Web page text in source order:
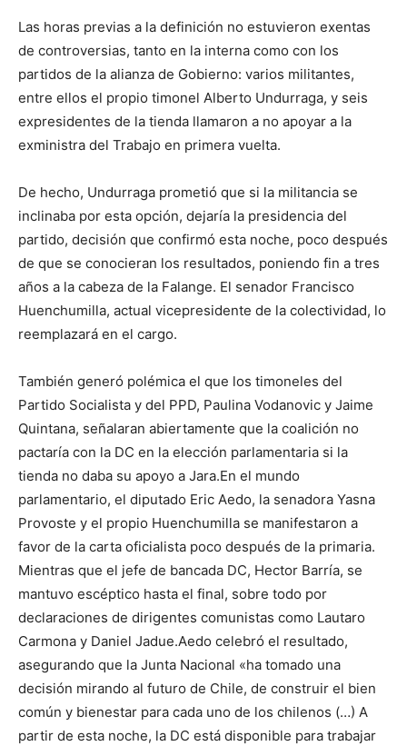
Las horas previas a la definición no estuvieron exentas
de controversias, tanto en la interna como con los
partidos de la alianza de Gobierno: varios militantes,
entre ellos el propio timonel Alberto Undurraga, y seis
expresidentes de la tienda llamaron a no apoyar a la
exministra del Trabajo en primera vuelta.
De hecho, Undurraga prometió que si la militancia se
inclinaba por esta opción, dejaría la presidencia del
partido, decisión que confirmó esta noche, poco después
de que se conocieran los resultados, poniendo fin a tres
años a la cabeza de la Falange. El senador Francisco
Huenchumilla, actual vicepresidente de la colectividad, lo
reemplazará en el cargo.
También generó polémica el que los timoneles del
Partido Socialista y del PPD, Paulina Vodanovic y Jaime
Quintana, señalaran abiertamente que la coalición no
pactaría con la DC en la elección parlamentaria si la
tienda no daba su apoyo a Jara.En el mundo
parlamentario, el diputado Eric Aedo, la senadora Yasna
Provoste y el propio Huenchumilla se manifestaron a
favor de la carta oficialista poco después de la primaria.
Mientras que el jefe de bancada DC, Hector Barría, se
mantuvo escéptico hasta el final, sobre todo por
declaraciones de dirigentes comunistas como Lautaro
Carmona y Daniel Jadue.Aedo celebró el resultado,
asegurando que la Junta Nacional «ha tomado una
decisión mirando al futuro de Chile, de construir el bien
común y bienestar para cada uno de los chilenos (…) A
partir de esta noche, la DC está disponible para trabajar